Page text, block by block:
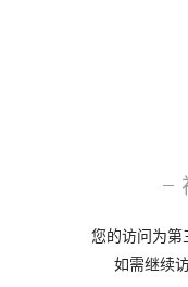
您的访问为
如需继续